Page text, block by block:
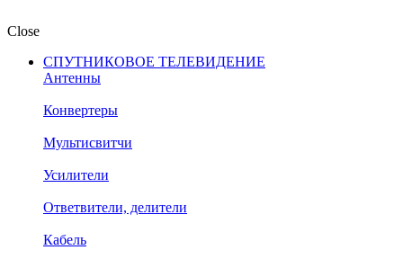
Close
СПУТНИКОВОЕ ТЕЛЕВИДЕНИЕ
Антенны
Конвертеры
Мультисвитчи
Усилители
Ответвители, делители
Кабель